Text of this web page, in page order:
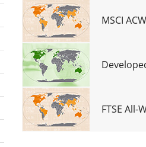
MSCI
FTSE All-